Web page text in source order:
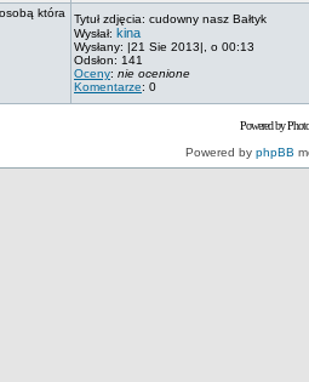
która
Tytuł zdjęcia: cudowny nasz Bałtyk
Wysłał: kina
Wysłany: |21 Sie 2013|, o 00:13
Odsłon: 141
Oceny: nie ocenione
Komentarze: 0
Powered by
Powered by phpBB